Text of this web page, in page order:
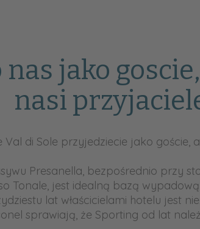
jako
nasi
di Sole przyjedziecie jako goście,
Presanella, bezpośrednio przy
Tonale, jest idealną bazą
lat właścicielami hotelu jest
sprawiają, że Sporting od lat